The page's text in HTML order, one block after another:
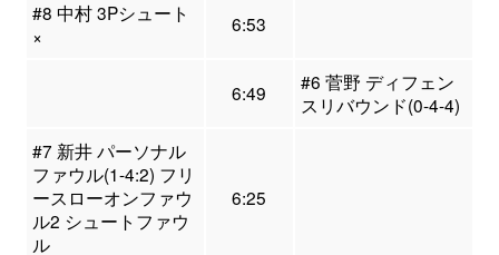
#8 中村 3Pシュート
×
6:53
6:49
#6 菅野 ディフェン
スリバウンド(0-4-4)
#7 新井 パーソナル
ファウル(1-4:2) フリ
ースローオンファウ
ル2 シュートファウ
ル
6:25